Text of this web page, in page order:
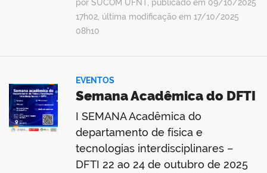
por SUCOM UFNT, publicado em 09/10/2025
17h02, última modificação em 17/10/2025
08h10
EVENTOS
Semana Acadêmica do DFTI
I SEMANA Acadêmica do
departamento de física e
tecnologias interdisciplinares –
DFTI 22 ao 24 de outubro de 2025